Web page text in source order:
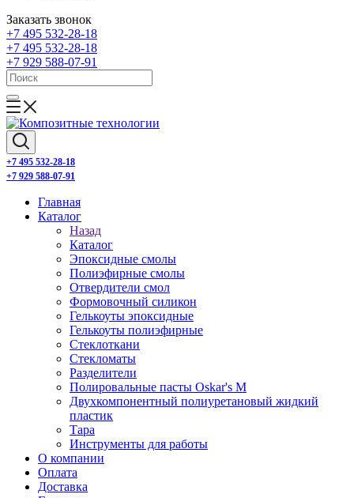
Заказать звонок
+7 495 532-28-18
+7 495 532-28-18
+7 929 588-07-91
+7 495 532-28-18
+7 929 588-07-91
Главная
Каталог
Назад
Каталог
Эпоксидные смолы
Полиэфирные смолы
Отвердители смол
Формовочный силикон
Гелькоуты эпоксидные
Гелькоуты полиэфирные
Стеклоткани
Стекломаты
Разделители
Полировальные пасты Oskar's M
Двухкомпонентный полиуретановый жидкий
пластик
Тара
Инструменты для работы
О компании
Оплата
Доставка